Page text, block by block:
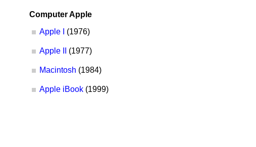
Computer Apple
Apple I
(1976)
Apple II (1977)
Macintosh (1984)
Apple iBook (1999)